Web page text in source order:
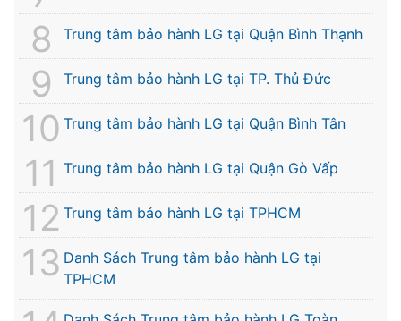
Trung tâm bảo hành LG tại Quận Bình Thạnh
Trung tâm bảo hành LG tại TP. Thủ Đức
Trung tâm bảo hành LG tại Quận Bình Tân
Trung tâm bảo hành LG tại Quận Gò Vấp
Trung tâm bảo hành LG tại TPHCM
Danh Sách Trung tâm bảo hành LG tại
TPHCM